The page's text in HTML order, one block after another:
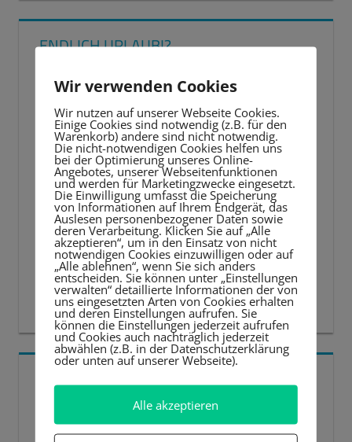
ENDLICH URLAUB!?
5 BESTE LERNTIPPS
Player
Wir verwenden Cookies
Wir nutzen auf unserer Webseite Cookies.
Einige Cookies sind notwendig (z.B. für den
Warenkorb) andere sind nicht notwendig.
Die nicht-notwendigen Cookies helfen uns
bei der Optimierung unseres Online-
Angebotes, unserer Webseitenfunktionen
und werden für Marketingzwecke eingesetzt.
Die Einwilligung umfasst die Speicherung
von Informationen auf Ihrem Endgerät, das
Auslesen personenbezogener Daten sowie
deren Verarbeitung. Klicken Sie auf „Alle
akzeptieren“, um in den Einsatz von nicht
notwendigen Cookies einzuwilligen oder auf
„Alle ablehnen“, wenn Sie sich anders
entscheiden. Sie können unter „Einstellungen
verwalten“ detaillierte Informationen der von
uns eingesetzten Arten von Cookies erhalten
und deren Einstellungen aufrufen. Sie
können die Einstellungen jederzeit aufrufen
und Cookies auch nachträglich jederzeit
abwählen (z.B. in der Datenschutzerklärung
oder unten auf unserer Webseite).
Alle akzeptieren